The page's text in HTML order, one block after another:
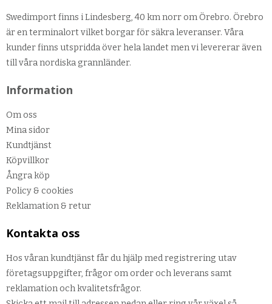
Swedimport finns i Lindesberg, 40 km norr om Örebro. Örebro
är en terminalort vilket borgar för säkra leveranser. Våra
kunder finns utspridda över hela landet men vi levererar även
till våra nordiska grannländer.
Information
Om oss
Mina sidor
Kundtjänst
Köpvillkor
Ångra köp
Policy & cookies
Reklamation & retur
Kontakta oss
Hos våran kundtjänst får du hjälp med registrering utav
företagsuppgifter, frågor om order och leverans samt
reklamation och kvalitetsfrågor.